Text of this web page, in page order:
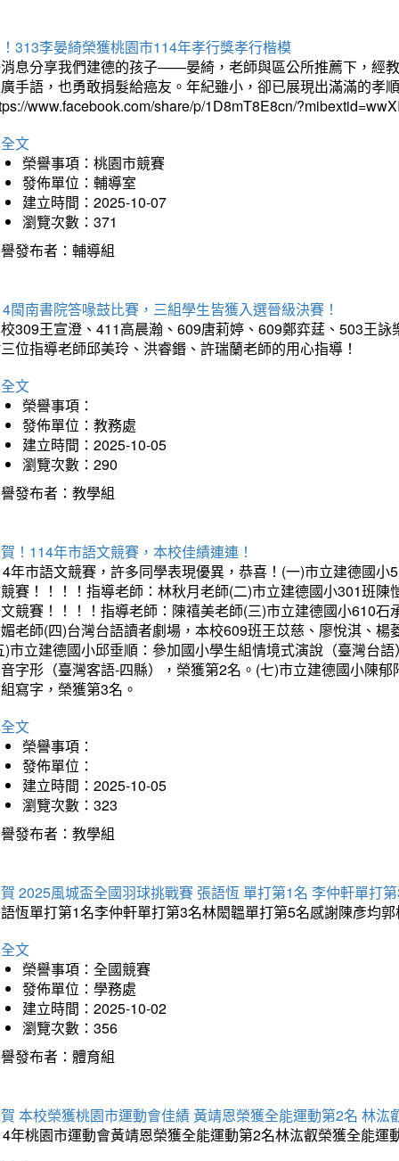
313李晏綺榮獲桃園市114年孝行獎孝行楷模
息分享我們建德的孩子——晏綺，老師與區公所推薦下，經
手語，也勇敢捐髮給癌友。年紀雖小，卻已展現出滿滿的孝
www.facebook.com/share/p/1D8mT8E8cn/
文
榮譽事項：桃園市競賽
發佈單位：輔導室
建立時間：2025-10-07
瀏覽次數：371
發布者：輔導組
閩南書院答喙鼓比賽，三組學生皆獲入選晉級決賽！
309王宣澄、411高晨瀚、609唐莉婷、609鄭弈莛、503王
位指導老師邱美玲、洪睿鍲、許瑞蘭老師的用心指導！
文
榮譽事項：
發佈單位：教務處
建立時間：2025-10-05
瀏覽次數：290
發布者：教學組
！114年市語文競賽，本校佳績連連！
年市語文競賽，許多同學表現優異，恭喜！(一)市立建德國
賽！！！！指導老師：林秋月老師(二)市立建德國小301班
競賽！！！！指導老師：陳禧美老師(三)市立建德國小610
老師(四)台灣台語讀者劇場，本校609班王苡慈、廖悅淇、
)市立建德國小邱垂順：參加國小學生組情境式演說（臺灣台
字形（臺灣客語-四縣），榮獲第2名。(七)市立建德國小陳
寫字，榮獲第3名。
文
榮譽事項：
發佈單位：
建立時間：2025-10-05
瀏覽次數：323
發布者：教學組
2025風城盃全國羽球挑戰賽 張語恆 單打第1名 李仲軒單打
恆單打第1名李仲軒單打第3名林閎韞單打第5名感謝陳彥均
文
榮譽事項：全國競賽
發佈單位：學務處
建立時間：2025-10-02
瀏覽次數：356
發布者：體育組
本校榮獲桃園市運動會佳績 黃靖恩榮獲全能運動第2名 林汯
年桃園市運動會黃靖恩榮獲全能運動第2名林汯叡榮獲全能運